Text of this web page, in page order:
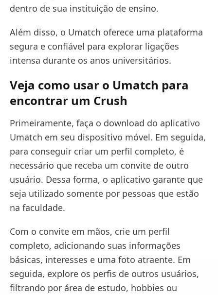
dentro de sua instituição de ensino.
Além disso, o Umatch oferece uma plataforma
segura e confiável para explorar ligações
intensa durante os anos universitários.
Veja como usar o Umatch para
encontrar um Crush
Primeiramente, faça o download do aplicativo
Umatch em seu dispositivo móvel. Em seguida,
para conseguir criar um perfil completo, é
necessário que receba um convite de outro
usuário. Dessa forma, o aplicativo garante que
seja utilizado somente por pessoas que estão
na faculdade.
Com o convite em mãos, crie um perfil
completo, adicionando suas informações
básicas, interesses e uma foto atraente. Em
seguida, explore os perfis de outros usuários,
filtrando por área de estudo, hobbies ou